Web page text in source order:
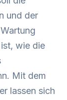
und der
wie die
Mit dem
lassen sich